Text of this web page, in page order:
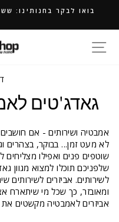
גאדג'טים
אמבטיה ושירותים - אם
לא מעט זמן... בבוקר, בצהרים
שוטפים פנים ואפילו מצליחים
שלפניכם תוכלו למצוא מגוון
לשירותים. אביזרים
ומאובזר, כך שכל מי שיתארח
אביזרים לאמבטיה מקשטים